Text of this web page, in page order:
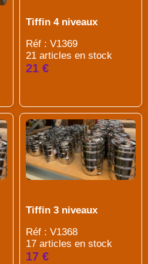
Tiffin 4 niveaux
Réf : V1369
21 articles en stock
21 €
Tiffin 3 niveaux
Réf : V1368
17 articles en stock
17 €